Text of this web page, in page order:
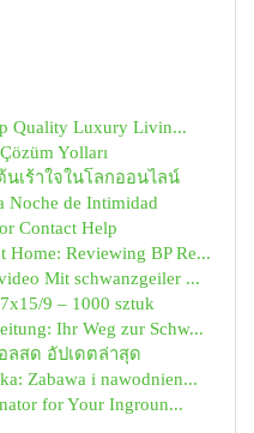
Quality Luxury Livin...
Yolları
นเร้าใจในโลกออนไลน์
Noche de Intimidad
Contact Help
Home: Reviewing BP Re...
Mit schwanzgeiler ...
9 – 1000 sztuk
Ihr Weg zur Schw...
ลสด อัปเดตล่าสุด
Zabawa i nawodnien...
for Your Ingroun...